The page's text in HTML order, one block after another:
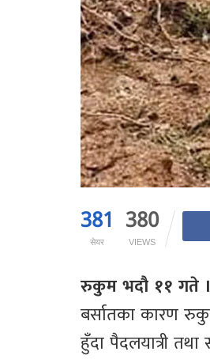
381
सेयर
380
VIEWS
रुकुम भदौ ११ गते ।
बर्सातका कारण
हुँदा पैदलयात्री